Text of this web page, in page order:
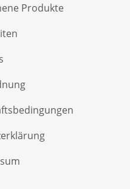
Produkte